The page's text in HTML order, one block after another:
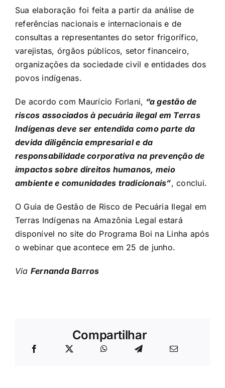
Sua elaboração foi feita a partir da análise de
referências nacionais e internacionais e de
consultas a representantes do setor frigorífico,
varejistas, órgãos públicos, setor financeiro,
organizações da sociedade civil e entidades dos
povos indígenas.
De acordo com Maurício Forlani, “a gestão de
riscos associados à pecuária ilegal em Terras
Indígenas deve ser entendida como parte da
devida diligência empresarial e da
responsabilidade corporativa na prevenção de
impactos sobre direitos humanos, meio
ambiente e comunidades tradicionais”, conclui.
O Guia de Gestão de Risco de Pecuária Ilegal em
Terras Indígenas na Amazônia Legal estará
disponível no site do Programa Boi na Linha após
o webinar que acontece em 25 de junho.
Via Fernanda Barros
Compartilhar